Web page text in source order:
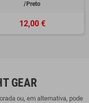
/Preto
12,00 €
GEAR
ou, em alternativa, pode